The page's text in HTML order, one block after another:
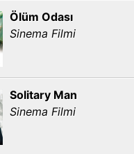
Ölüm Odası
Sinema Filmi
Solitary Man
Sinema Filmi